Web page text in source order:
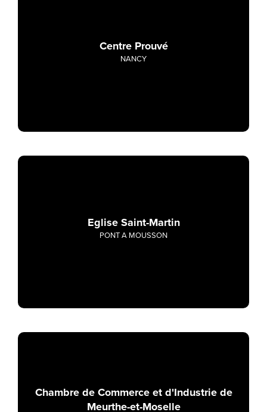
Centre Prouvé
NANCY
Eglise Saint-Martin
PONT A MOUSSON
Chambre de Commerce et d'Industrie de
Meurthe-et-Moselle